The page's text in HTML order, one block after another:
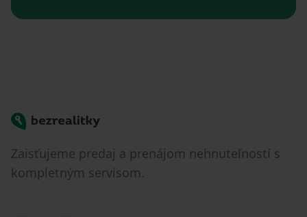
Bezrealitky
Zaisťujeme predaj a prenájom nehnuteľností s
kompletným servisom.